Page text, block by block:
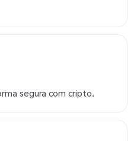
segura com cripto.